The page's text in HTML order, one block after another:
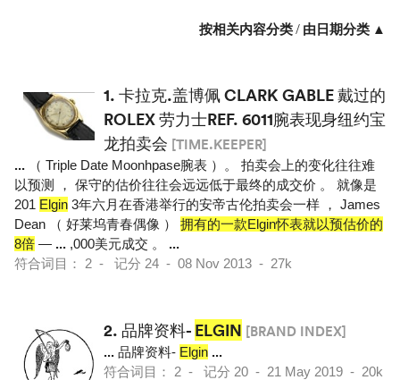
按相关内容分类/ 由日期分类 ▲
1. 卡拉克.盖博佩 CLARK GABLE 戴过的
ROLEX 劳力士REF. 6011腕表现身纽约宝
龙拍卖会 [TIME.KEEPER]
... （ Triple Date Moonhpase腕表 ）。 拍卖会上的变化往往难
以预测 ， 保守的估价往往会远远低于最终的成交价 。 就像是
201 Elgin 3年六月在香港举行的安帝古伦拍卖会一样 ， James
Dean （ 好莱坞青春偶像 ） 拥有的一款Elgin怀表就以预估价的
8倍 — ... ,000美元成交 。 ...
符合词目： 2 - 记分 24 - 08 Nov 2013 - 27k
2. 品牌资料- ELGIN [BRAND INDEX]
... 品牌资料- Elgin ...
符合词目： 2 - 记分 20 - 21 May 2019 - 20k